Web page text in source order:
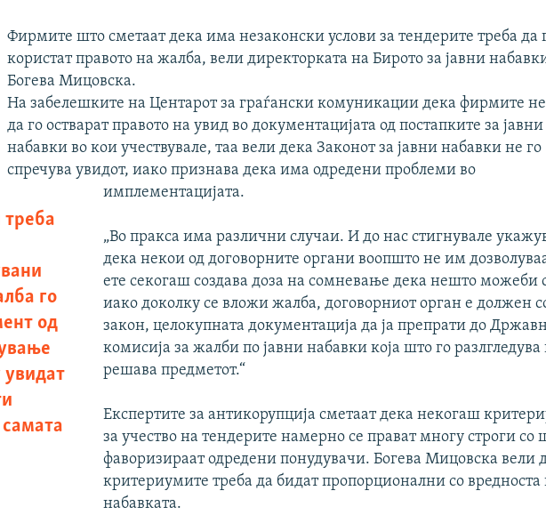
Фирмите што сметаат дека има незаконски услови за тендерите треба да
користат правото на жалба, вели директорката на Бирото за јавни
Богева Мицовска.
На забелешките на Центарот за граѓански комуникации дека фирмите
да го остварат правото на увид во документацијата од постапките за јавни
набавки во кои учествувале, таа вели дека Законот за јавни набавки не го
спречува увидот, иако признава дека има одредени проблеми во
имплементацијата.
го
од
увидат
„Во пракса има различни случаи. И до нас стигнувале
дека некои од договорните органи воопшто не им
ете секогаш создава доза на сомневање дека нешто можеби
иако доколку се вложи жалба, договорниот орган е должен
закон, целокупната документација да ја препрати до
комисија за жалби по јавни набавки која што го разлгледува
решава предметот.“
Експертите за антикорупција сметаат дека некогаш
за учество на тендерите намерно се прават многу строги со
фаворизираат одредени понудувачи. Богева Мицовска вели
критериумите треба да бидат пропорционални со вредноста
набавката.